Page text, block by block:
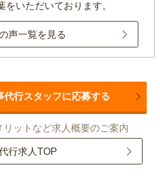
をいただいております。
声一覧を見る
代行スタッフに応募する
ットなど求人概要のご案内
行求人TOP